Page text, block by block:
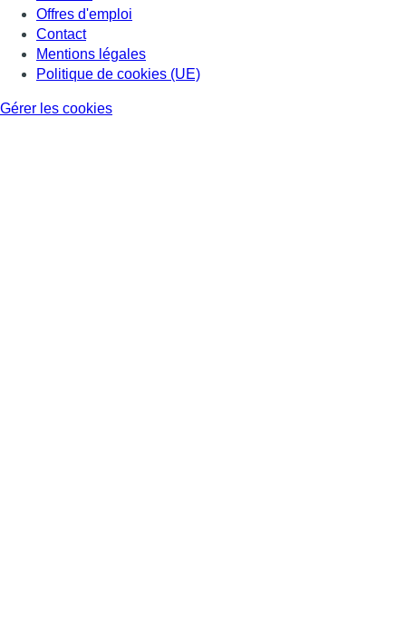
Offres d'emploi
Contact
Mentions légales
Politique de cookies (UE)
Gérer les cookies